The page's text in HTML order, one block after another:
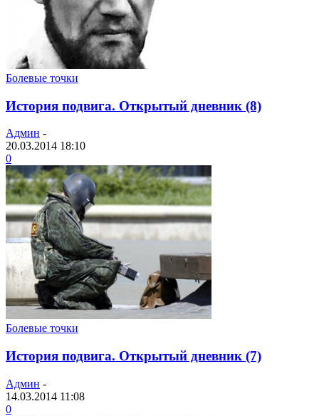
Болевые точки
История подвига. Открытый дневник (8)
Админ -
20.03.2014 18:10
0
Болевые точки
История подвига. Открытый дневник (7)
Админ -
14.03.2014 11:08
0